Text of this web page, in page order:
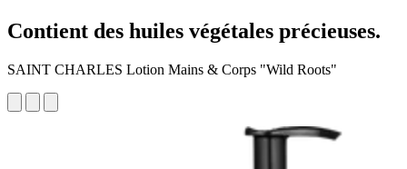
Contient des huiles végétales précieuses.
SAINT CHARLES Lotion Mains & Corps "Wild Roots"